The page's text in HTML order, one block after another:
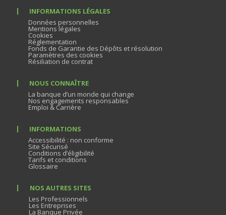
INFORMATIONS LÉGALES
Données personnelles
Mentions légales
Cookies
Réglementation
Fonds de Garantie des Dépôts et résolution
Paramètres des cookies
Résiliation de contrat
NOUS CONNAÎTRE
La banque d’un monde qui change
Nos engagements responsables
Emploi & Carrière
INFORMATIONS
Accessibilité : non conforme
Site Sécurisé
Conditions d’éligibilité
Tarifs et conditions
Glossaire
NOS AUTRES SITES
Les Professionnels
Les Entreprises
La Banque Privée